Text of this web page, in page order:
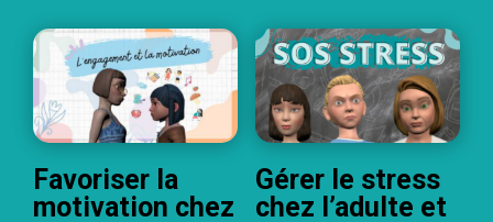
Favoriser la
motivation chez
Gérer le stress
chez l’adulte et